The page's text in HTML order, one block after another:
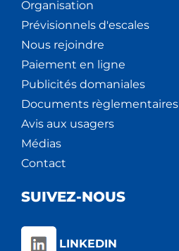
Organisation
Prévisionnels d'escales
Nous rejoindre
Paiement en ligne
Publicités domaniales
Documents règlementaires
Avis aux usagers
Médias
Contact
SUIVEZ-NOUS
LINKEDIN